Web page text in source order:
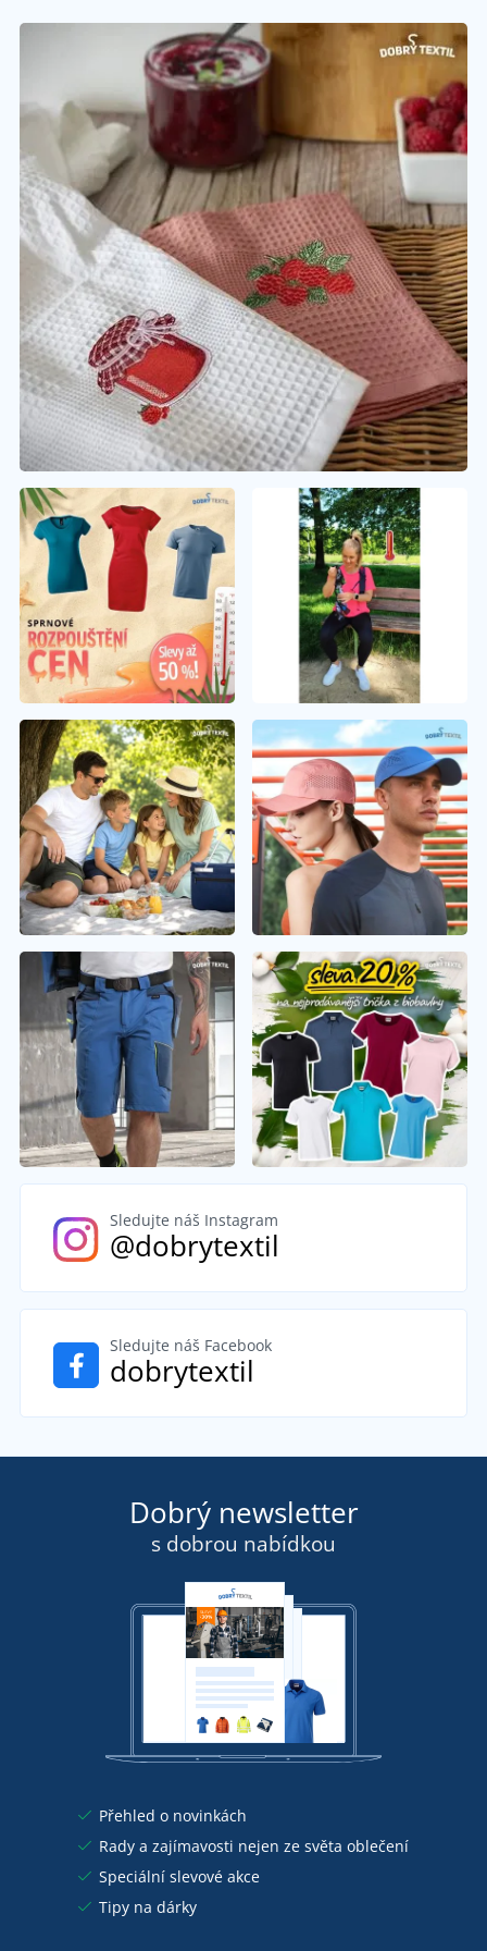
Sledujte náš Instagram
@dobrytextil
Sledujte náš Facebook
dobrytextil
Dobrý newsletter
s dobrou nabídkou
Přehled o novinkách
Rady a zajímavosti nejen ze světa oblečení
Speciální slevové akce
Tipy na dárky